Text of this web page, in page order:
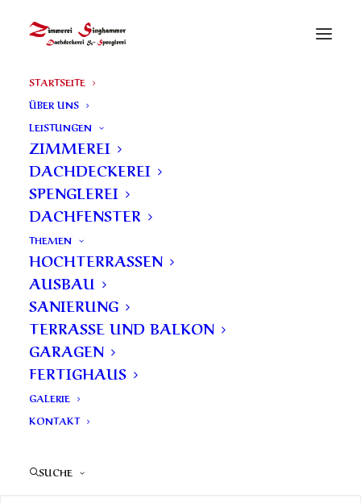
STARTSEITE
ÜBER UNS
LEISTUNGEN
ZIMMEREI
DACHDECKEREI
SPENGLEREI
DACHFENSTER
THEMEN
HOCHTERRASSEN
AUSBAU
SANIERUNG
TERRASSE UND BALKON
GARAGEN
FERTIGHAUS
GALERIE
KONTAKT
SUCHE
Willkommen bei Zimmerei